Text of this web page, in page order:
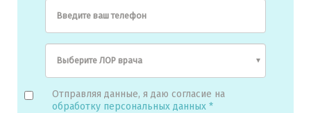
Введите ваш телефон
Отправляя данные, я даю согласие на
обработку персональных данных *